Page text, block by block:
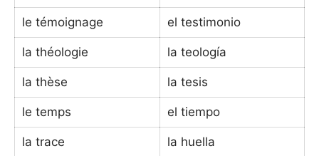
le témoignage el testimonio
la théologie la teología
la thèse la tesis
le temps el tiempo
la trace la huella